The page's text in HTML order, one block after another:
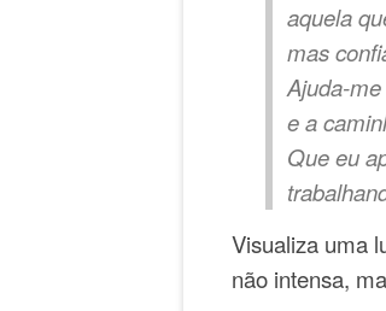
aquela
mas
Ajuda-
e a
Que eu
Visualiza uma
não intensa,